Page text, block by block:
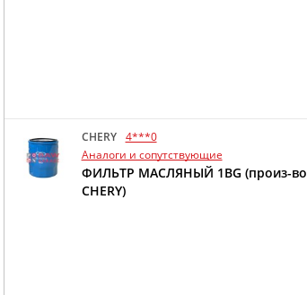
CHERY
4***0
Аналоги и сопутствующие
ФИЛЬТР МАСЛЯНЫЙ 1BG (произ-во
CHERY)